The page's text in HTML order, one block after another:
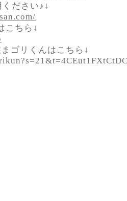
ださい♪↓
こちら↓
ゴリくんはこちら↓